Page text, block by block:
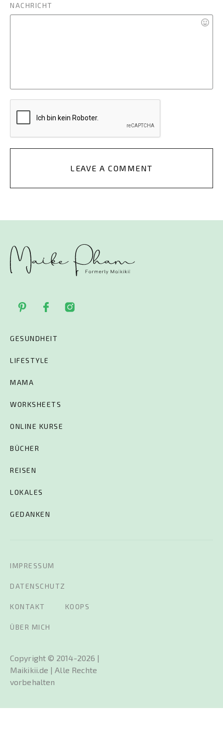
NACHRICHT
LEAVE A COMMENT
GESUNDHEIT
LIFESTYLE
MAMA
WORKSHEETS
ONLINE KURSE
BÜCHER
REISEN
LOKALES
GEDANKEN
Copyright © 2014-2026 |
Maikikii.de | Alle Rechte
vorbehalten
IMPRESSUM
DATENSCHUTZ
KONTAKT KOOPS
ÜBER MICH